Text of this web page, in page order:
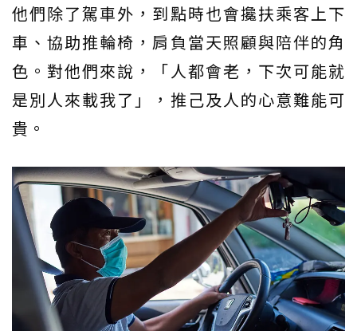
他們除了駕車外，到點時也會攙扶乘客上下
車、協助推輪椅，肩負當天照顧與陪伴的角
色。對他們來說，「人都會老，下次可能就
是別人來載我了」，推己及人的心意難能可
貴。